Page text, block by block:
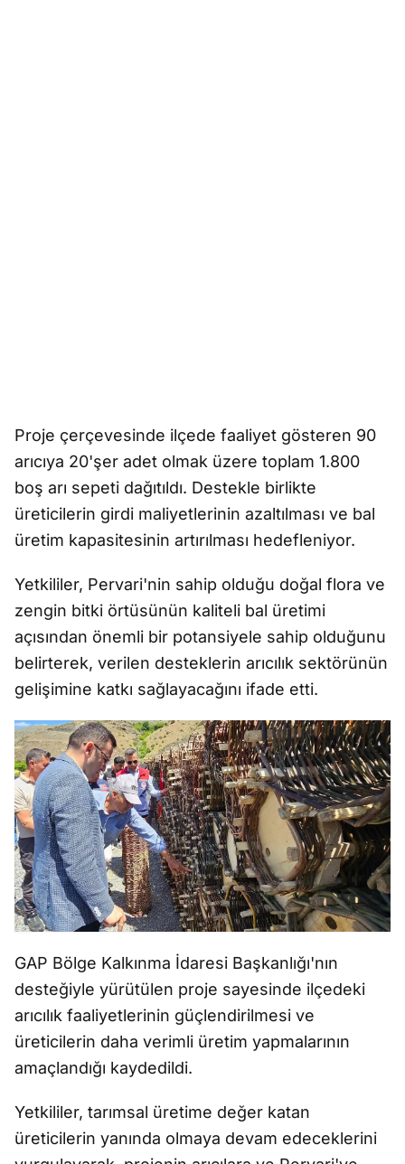
Proje çerçevesinde ilçede faaliyet gösteren 90
arıcıya 20'şer adet olmak üzere toplam 1.800
boş arı sepeti dağıtıldı. Destekle birlikte
üreticilerin girdi maliyetlerinin azaltılması ve bal
üretim kapasitesinin artırılması hedefleniyor.
Yetkililer, Pervari'nin sahip olduğu doğal flora ve
zengin bitki örtüsünün kaliteli bal üretimi
açısından önemli bir potansiyele sahip olduğunu
belirterek, verilen desteklerin arıcılık sektörünün
gelişimine katkı sağlayacağını ifade etti.
GAP Bölge Kalkınma İdaresi Başkanlığı'nın
desteğiyle yürütülen proje sayesinde ilçedeki
arıcılık faaliyetlerinin güçlendirilmesi ve
üreticilerin daha verimli üretim yapmalarının
amaçlandığı kaydedildi.
Yetkililer, tarımsal üretime değer katan
üreticilerin yanında olmaya devam edeceklerini